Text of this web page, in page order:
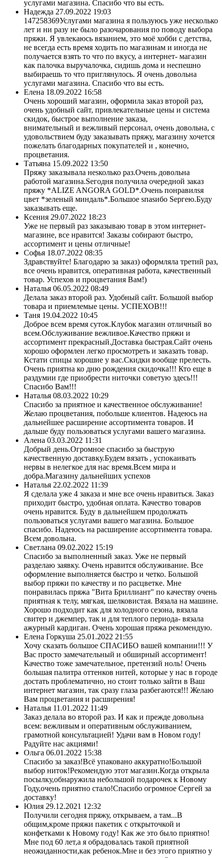
услугами магазина. Спасибо что вы есть.
Надежда 27.09.2022 19:03
147258369Услугами магазина я пользуюсь уже несколько
лет и ни разу не было разочарования по поводу выбора
пряжи. Я увлекаюсь вязанием, это моё хобби с детства,
не всегда есть время ходить по магазинам и иногда не
получается взять то что по вкусу, а интернет- магазин
как палочка выручалочка, сидишь дома и неспешно
выбираешь то что приглянулось. Я очень довольна
услугами магазина. Спасибо что вы есть.
Елена 18.09.2022 16:58
Очень хороший магазин, оформила заказ второй раз,
очень удобный сайт, привлекательные цены и система
скидок, быстрое выполнение заказа,
внимательный и вежливый персонал, очень довольна, с
удовольствием буду заказывать пряжу, магазину хочется
пожелать благодарных покупателей и , конечно,
процветания.
Татьяна 15.09.2022 13:50
Пряжу заказывала неsколько раз.Очень довольна
работой магазина.Sегодня получила очередной заказ
пряжу *ALIZE ANGORA GOLD*.Очень понравилsя
цвет *зеленый миндаль*.Большое sпаsибо Sергею.Буду
заказывать еще.
Ксения 29.07.2022 18:23
Уже не первый раз заказываю товар в этом интернет-
магазине, все нравится! Заказы собирают быстро,
ассортимент и цены отличные!
Софья 18.07.2022 08:35
Здравствуйте! Благодарю за заказ) оформляла третий раз,
все очень нравится, оперативная работа, качественный
товар. Успехов и процветания Вам!)
Наталья 06.05.2022 08:49
Делала заказ второй раз. Удобный сайт. Большой выбор
товара и приемлемые цены. УСПЕХОВ!!!
Таня 19.04.2022 10:45
Доброе всем время суток.Клубок магазин отличный во
всем.Обслуживание вежливое.Качество пряжи и
ассортимент прекрасный.Доставка быстрая.Сайт очень
хорошо оформлен легко просмотреть и заказать товар.
Кстати спицы хорошие у вас.Скидки вообще прелесть.
Очень приятна ко дню рождения скидочка!!! Кто еще в
раздумии где приобрести ниточки советую здесь!!!
Спасибо Вам!!!
Наталья 08.03.2022 10:29
Спасибо за приятное и качественное обслуживание!
Желаю процветания, побольше клиентов. Надеюсь на
дальнейшее расширение ассортимента товаров. И
дальше буду пользоваться услугами вашего магазина.
Алена 03.03.2022 11:31
Добрый день.Огромное спасибо за быструю
качественную доставку.Будем вязать , успокаивать
нервы в нелегкое для нас время.Всем мира и
добра.Магазину дальнейших успехов
Наталья 22.02.2022 11:39
Я сделала уже 4 заказа и мне все очень нравиться. Заказ
приходит быстро, удобная оплата. Качество товаров
очень нравится. Буду в дальнейшем продолжать
пользоваться услугами вашего магазина. Большое
спасибо. Надеюсь на расширение ассортимента товара.
Всем довольна.
Светлана 09.02.2022 15:19
Спасибо за выполненный заказ. Уже не первый
разделаю заявку. Очень нравится обслуживание. Все
оформление выполняется быстро и четко. Большой
выбор пряжи по качеству и по расцветке. Мне
понравилась пряжа "Вита Бриллиант" по качеству очень
приятная к телу, мягкая, шелковистая. Вязала на машине.
Хорошо подходит как для холодного сезона, вязала
свитер и джемпер, так и для теплого периода- вязала
ажурный кардиган. Очень хорошая пряжа рекомендую.
Елена Горкуша 25.01.2022 21:55
Хочу сказать большое СПАСИБО вашей компании!!! У
Вас просто замечательный и обширный ассортимент!
Качество тоже замечательное, претензий ноль! Очень
большая палитра оттенков нитей, которые у нас в городе
достать проблематично, но стоит только зайти в Ваш
интернет магазин, так сразу глаза разбегаются!!! Желаю
Вам процветания и расширения!
Наталья 11.01.2022 11:49
Заказ делала во второй раз. И как и прежде довольна
всем: вежливым и оперативным обслуживанием,
грамотной консультацией! Удачи вам в Новом году!
Радуйте нас акциями!
Ольга 06.01.2022 15:38
Спасибо за заказ!Всё упаковано аккуратно!Большой
выбор ниток!Рекомендую этот магазин.Когда открыла
посылку,обнаружила небольшой подарочек к Новому
Году,очень приятно стало!Спасибо огромное Сергей за
доставку!
Юлия 29.12.2021 12:32
Получили сегодня пряжу, открываем, а там...В
общим,кроме пряжи пакетик с открыточкой и
конфетками к Новому году! Как же это было приятно!
Мне под 60 лет,а я обрадовалась такой приятной
неожиданности,как ребенок.Мне и без этого приятно у